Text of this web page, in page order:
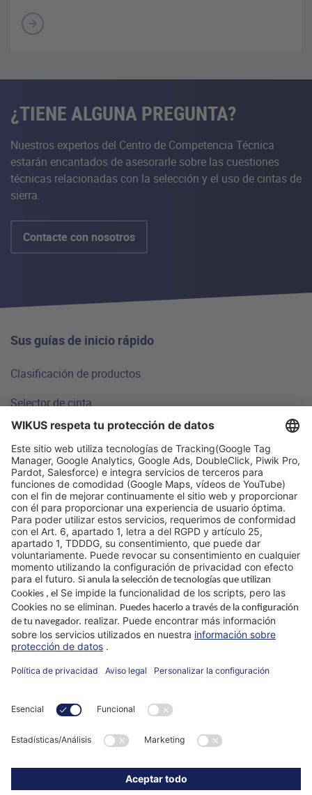
¿TIENE ALGUNA PREGUNTA?
Nuestros expertos del Centro de Competencia Técnica
estarán encantados de asesorarle sobre las cuestiones
técnicas relacionadas con la selección y el uso de cintas de
sierra.
Contacte con nosotros
Sus guías de inicio rápido
Clasificación de productos
Selector de cinta
Fundamentos técnicos
Preguntas frecuentes
Ubicaciones
Por qué WIKUS
Guías y consejos
Empresa
ParaMaster® App
Síganos